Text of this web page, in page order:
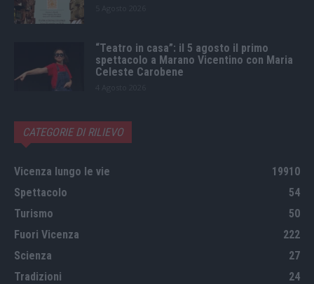
“Teatro in casa”: il 5 agosto il primo
spettacolo a Marano Vicentino con Maria
Celeste Carobene
CATEGORIE DI RILIEVO
Vicenza lungo le vie
19910
Spettacolo
54
Turismo
50
Fuori Vicenza
222
Scienza
27
Tradizioni
24